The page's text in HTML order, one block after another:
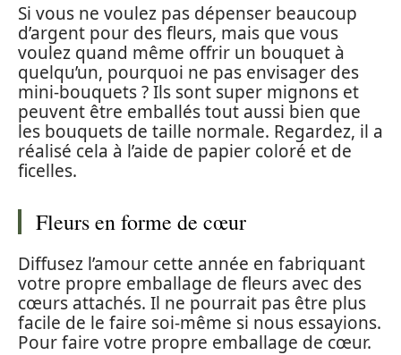
Si vous ne voulez pas dépenser beaucoup
d’argent pour des fleurs, mais que vous
voulez quand même offrir un bouquet à
quelqu’un, pourquoi ne pas envisager des
mini-bouquets ? Ils sont super mignons et
peuvent être emballés tout aussi bien que
les bouquets de taille normale. Regardez, il a
réalisé cela à l’aide de papier coloré et de
ficelles.
Fleurs en forme de cœur
Diffusez l’amour cette année en fabriquant
votre propre emballage de fleurs avec des
cœurs attachés. Il ne pourrait pas être plus
facile de le faire soi-même si nous essayions.
Pour faire votre propre emballage de cœur.